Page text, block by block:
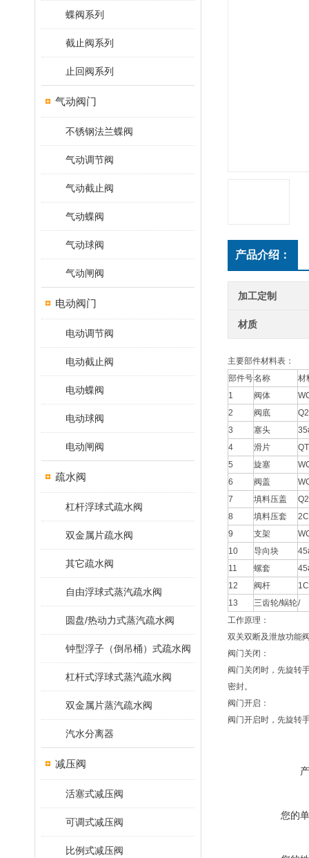
蝶阀系列
截止阀系列
止回阀系列
气动阀门
不锈钢法兰蝶阀
气动调节阀
气动截止阀
气动蝶阀
气动球阀
气动闸阀
电动阀门
电动调节阀
电动截止阀
电动蝶阀
电动球阀
电动闸阀
疏水阀
杠杆浮球式疏水阀
双金属片疏水阀
其它疏水阀
自由浮球式蒸汽疏水阀
圆盘/热动力式蒸汽疏水阀
钟型浮子（倒吊桶）式疏水阀
杠杆式浮球式蒸汽疏水阀
双金属片蒸汽疏水阀
汽水分离器
减压阀
活塞式减压阀
可调式减压阀
比例式减压阀
产品介绍：
加工定制
材质
主要部件材料表：
部件号名称
材
1
阀体
2
阀底
3
塞头
4
滑片
5
旋塞
6
阀盖
7
填料压盖
8
填料压套
9
支架
10
导向块
11
螺套
12
阀杆
13
三齿轮/蜗轮/
工作原理：
双关双断及泄放功能
阀门关闭：
阀门关闭时，先旋转
密封。
阀门开启：
阀门开启时，先旋转
您的